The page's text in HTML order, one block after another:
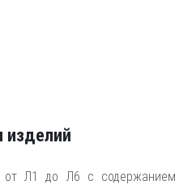
изделий
от Л1 до Л6 с содержанием